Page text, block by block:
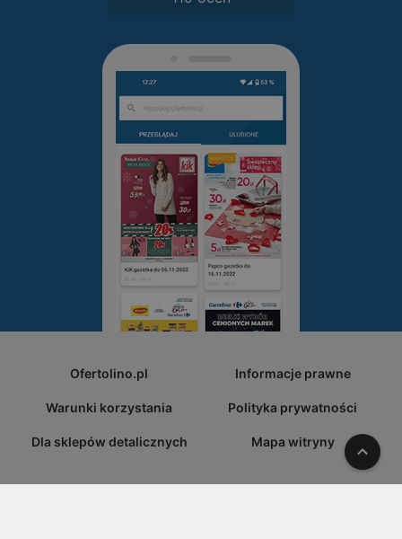
Ofertolino.pl Informacje prawne
Warunki korzystania Polityka prywatności
Dla sklepów detalicznych Mapa witryny W